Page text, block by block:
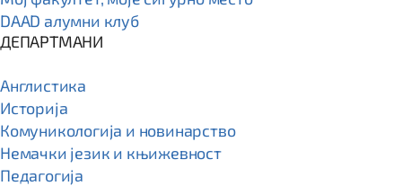
DAAD алумни клуб
ДЕПАРТМАНИ
Англистика
Историја
Комуникологија и новинарство
Немачки језик и књижевност
Педагогија